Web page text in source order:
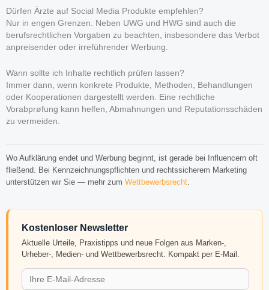
Dürfen Ärzte auf Social Media Produkte empfehlen?
Nur in engen Grenzen. Neben UWG und HWG sind auch die
berufsrechtlichen Vorgaben zu beachten, insbesondere das Verbot
anpreisender oder irreführender Werbung.
Wann sollte ich Inhalte rechtlich prüfen lassen?
Immer dann, wenn konkrete Produkte, Methoden, Behandlungen
oder Kooperationen dargestellt werden. Eine rechtliche
Vorabprøfung kann helfen, Abmahnungen und Reputationsschäden
zu vermeiden.
Wo Aufklärung endet und Werbung beginnt, ist gerade bei Influencern oft
fließend. Bei Kennzeichnungspflichten und rechtssicherem Marketing
unterstützen wir Sie — mehr zum Wettbewerbsrecht.
Kostenloser Newsletter
Aktuelle Urteile, Praxistipps und neue Folgen aus Marken-,
Urheber-, Medien- und Wettbewerbsrecht. Kompakt per E-Mail.